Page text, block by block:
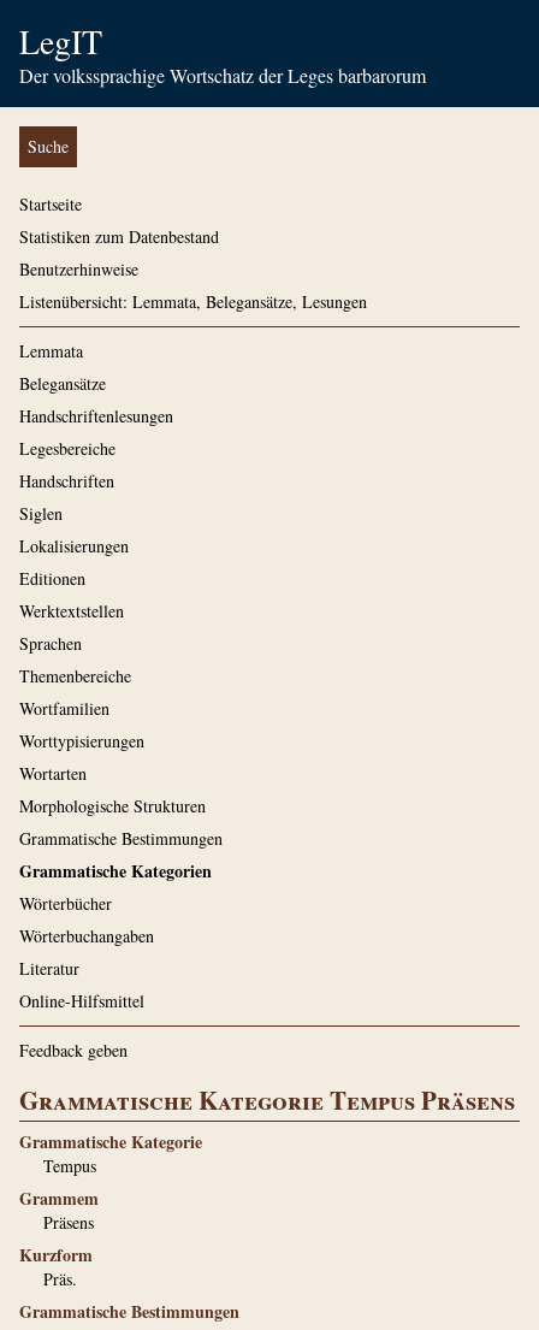
LegIT
Der volkssprachige Wortschatz der Leges barbarorum
Suche
Startseite
Statistiken zum Datenbestand
Benutzerhinweise
Listenübersicht: Lemmata, Belegansätze, Lesungen
Lemmata
Belegansätze
Handschriftenlesungen
Legesbereiche
Handschriften
Siglen
Lokalisierungen
Editionen
Werktextstellen
Sprachen
Themenbereiche
Wortfamilien
Worttypisierungen
Wortarten
Morphologische Strukturen
Grammatische Bestimmungen
Grammatische Kategorien
Wörterbücher
Wörterbuchangaben
Literatur
Online-Hilfsmittel
Feedback geben
Grammatische Kategorie Tempus Präsens
Grammatische Kategorie
Tempus
Grammem
Präsens
Kurzform
Präs.
Grammatische Bestimmungen